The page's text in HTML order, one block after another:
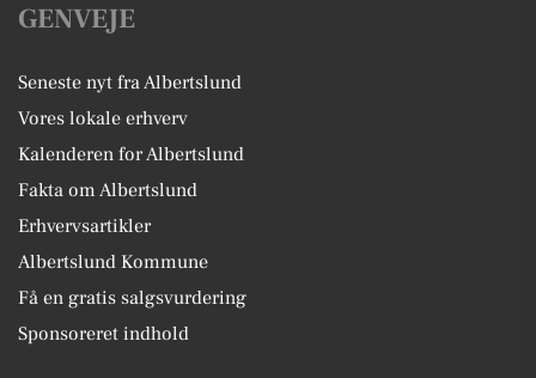
GENVEJE
Seneste nyt fra Albertslund
Vores lokale erhverv
Kalenderen for Albertslund
Fakta om Albertslund
Erhvervsartikler
Albertslund Kommune
Få en gratis salgsvurdering
Sponsoreret indhold